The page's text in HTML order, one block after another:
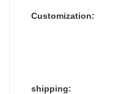
Customization:
shipping: